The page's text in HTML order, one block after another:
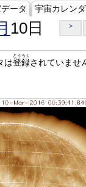
ータ 宇宙カレン
10日 >
は登録
とうろく
されていませ